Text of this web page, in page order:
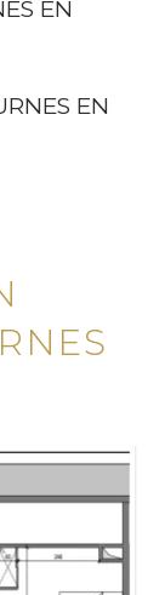
EN
EN